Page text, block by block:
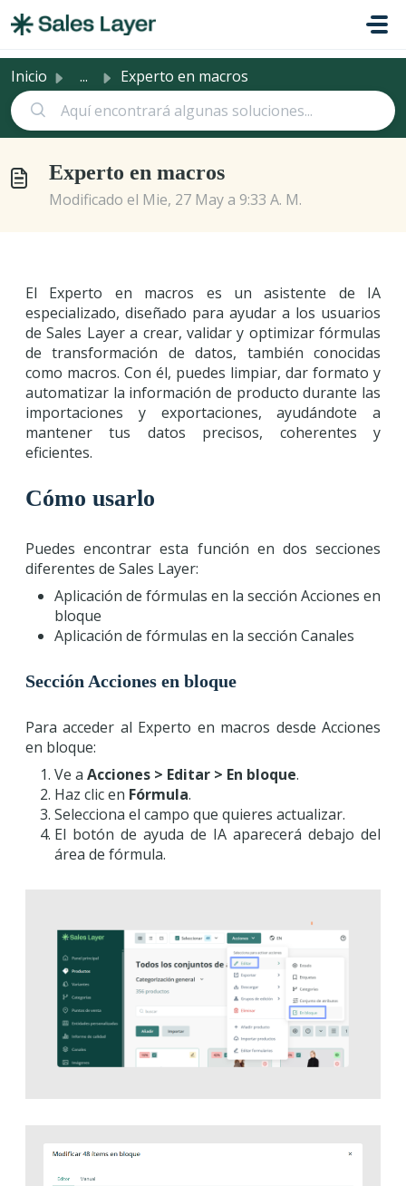
Inicio ... Experto en macros
Experto en macros
Modificado el Mie, 27 May a 9:33 A. M.
El Experto en macros es un asistente de IA
especializado, diseñado para ayudar a los usuarios
de Sales Layer a crear, validar y optimizar fórmulas
de transformación de datos, también conocidas
como macros. Con él, puedes limpiar, dar formato y
automatizar la información de producto durante las
importaciones y exportaciones, ayudándote a
mantener tus datos precisos, coherentes y
eficientes.
Cómo usarlo
Puedes encontrar esta función en dos secciones
diferentes de Sales Layer:
Aplicación de fórmulas en la sección Acciones en
bloque
Aplicación de fórmulas en la sección Canales
Sección Acciones en bloque
Para acceder al Experto en macros desde Acciones
en bloque:
Ve a Acciones > Editar > En bloque.
Haz clic en Fórmula.
Selecciona el campo que quieres actualizar.
El botón de ayuda de IA aparecerá debajo del
área de fórmula.